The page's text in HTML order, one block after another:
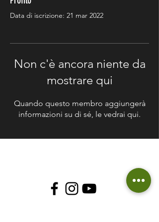
Data di iscrizione: 21 mar 2022
Non c'è ancora niente da
mostrare qui
Quando questo membro aggiungerà
informazioni su di sé, le vedrai qui.